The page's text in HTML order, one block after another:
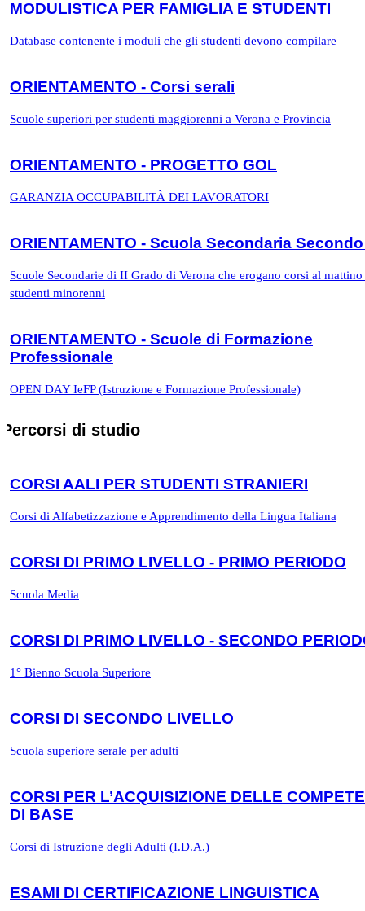
MODULISTICA PER FAMIGLIA E STUDENTI
Database contenente i moduli che gli studenti devono compilare
ORIENTAMENTO - Corsi serali
Scuole superiori per studenti maggiorenni a Verona e Provincia
ORIENTAMENTO - PROGETTO GOL
GARANZIA OCCUPABILITÀ DEI LAVORATORI
ORIENTAMENTO - Scuola Secondaria
Scuole Secondarie di II Grado di Verona che erogano corsi al
studenti minorenni
ORIENTAMENTO - Scuole di Formazione
Professionale
OPEN DAY IeFP (Istruzione e Formazione Professionale)
Percorsi di studio
CORSI AALI PER STUDENTI STRANIERI
Corsi di Alfabetizzazione e Apprendimento della Lingua Italiana
CORSI DI PRIMO LIVELLO - PRIMO PERIODO
Scuola Media
CORSI DI PRIMO LIVELLO - SECONDO
1° Bienno Scuola Superiore
CORSI DI SECONDO LIVELLO
Scuola superiore serale per adulti
CORSI PER L’ACQUISIZIONE DELLE
DI BASE
Corsi di Istruzione degli Adulti (I.D.A.)
ESAMI DI CERTIFICAZIONE LINGUISTICA